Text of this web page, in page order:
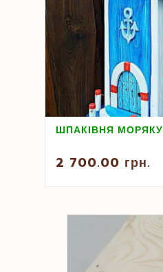
ШПАКІВНЯ МОРЯКУ
2 700.00 грн.